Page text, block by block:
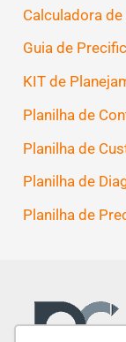
Calculadora
Guia de
KIT de
Planilha de
Planilha de
Planilha de
Planilha de